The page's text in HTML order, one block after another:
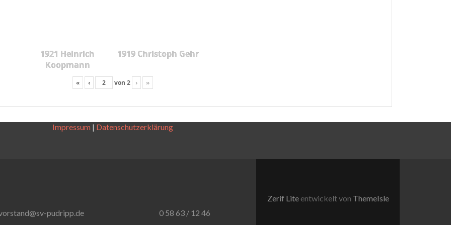
1921 Heinrich
Koopmann
1919 Christoph Gehr
« ‹ von 2 › »
Impressum | Datenschutzerklärung
pudripp.de 0 58 63 / 12 46
Zerif Lite entwickelt von ThemeIsle